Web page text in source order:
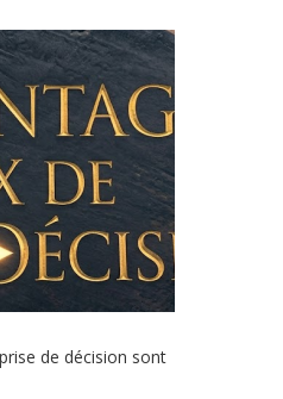
de décision sont